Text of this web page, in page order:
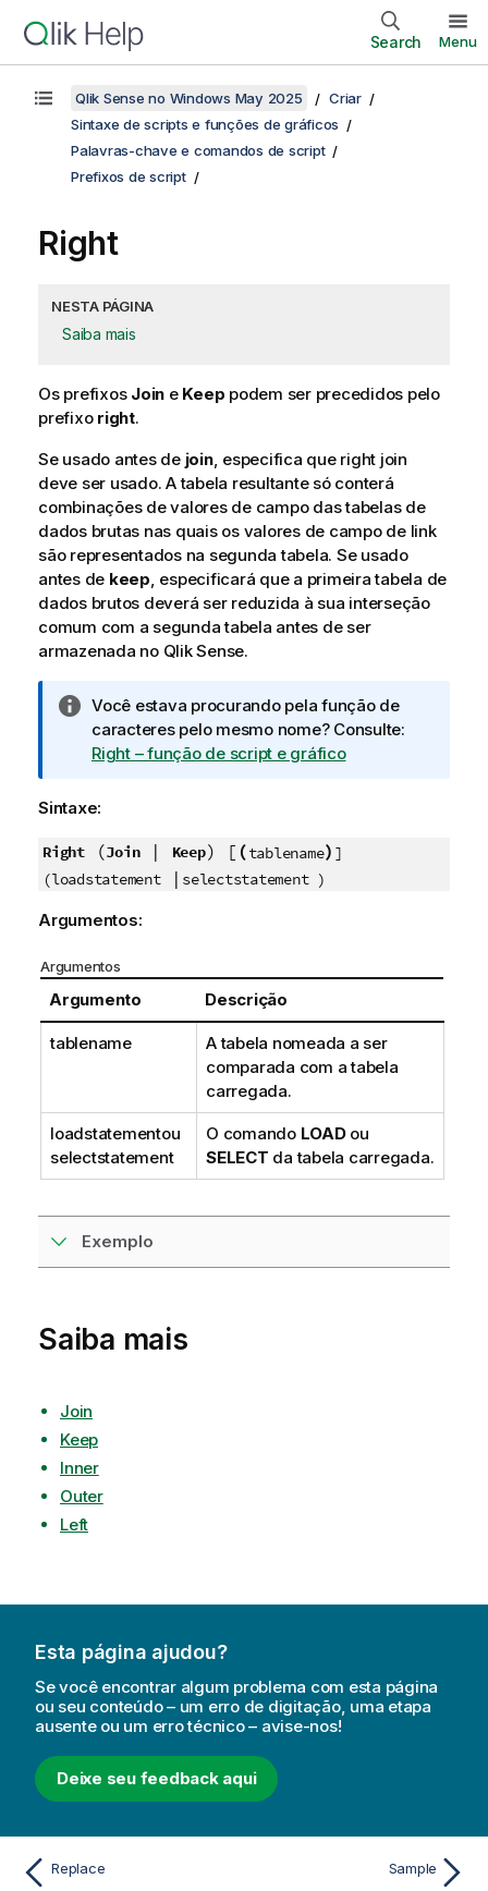
Search Menu
Qlik Sense no Windows May 2025
Criar
Sintaxe de scripts e funções de gráficos
Palavras-chave e comandos de script
Prefixos de script
Right
NESTA PÁGINA
Saiba mais
Os prefixos Join e Keep podem ser precedidos pelo
prefixo right.
Se usado antes de join, especifica que right join
deve ser usado. A tabela resultante só conterá
combinações de valores de campo das tabelas de
dados brutas nas quais os valores de campo de link
são representados na segunda tabela. Se usado
antes de keep, especificará que a primeira tabela de
dados brutos deverá ser reduzida à sua interseção
comum com a segunda tabela antes de ser
armazenada no Qlik Sense.
N
o
t
i
o
m
t
i
v
a
Você estava procurando pela função de
caracteres pelo mesmo nome? Consulte:
Right – função de script e gráfico
Sintaxe:
Right(Join| Keep) [ (tablename) ]
(loadstatement| selectstatement )
Argumentos:
Argumentos
Argumento Descrição
tablename
A tabela nomeada a ser
comparada com a tabela
carregada.
loadstatementou
selectstatement
O comando LOADou
SELECT da tabela carregada.
Exemplo
Saiba mais
Join
Keep
Inner
Outer
Left
Esta página ajudou?
Se você encontrar algum problema com esta página
ou seu conteúdo – um erro de digitação, uma etapa
ausente ou um erro técnico – avise-nos!
Deixe seu feedback aqui
Replace Sample